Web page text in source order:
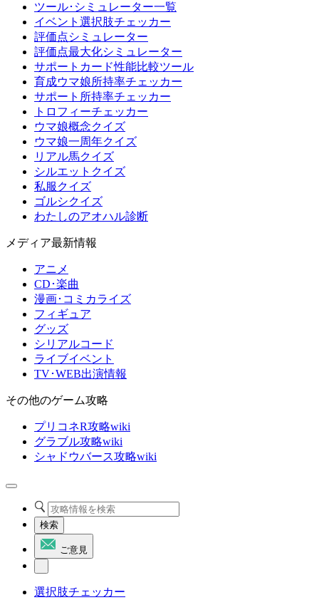
ツール･シミュレーター一覧
イベント選択肢チェッカー
評価点シミュレーター
評価点最大化シミュレーター
サポートカード性能比較ツール
育成ウマ娘所持率チェッカー
サポート所持率チェッカー
トロフィーチェッカー
ウマ娘概念クイズ
ウマ娘一周年クイズ
リアル馬クイズ
シルエットクイズ
私服クイズ
ゴルシクイズ
わたしのアオハル診断
メディア最新情報
アニメ
CD･楽曲
漫画･コミカライズ
フィギュア
グッズ
シリアルコード
ライブイベント
TV･WEB出演情報
その他のゲーム攻略
プリコネR攻略wiki
グラブル攻略wiki
シャドウバース攻略wiki
検索
ご意見
選択肢チェッカー